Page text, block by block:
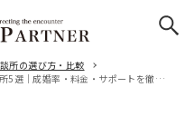
所の選び方・比較
【2025年最新版】茨城でおすすめの結婚相談所5選｜成婚率・料金・サポートを徹底比較！